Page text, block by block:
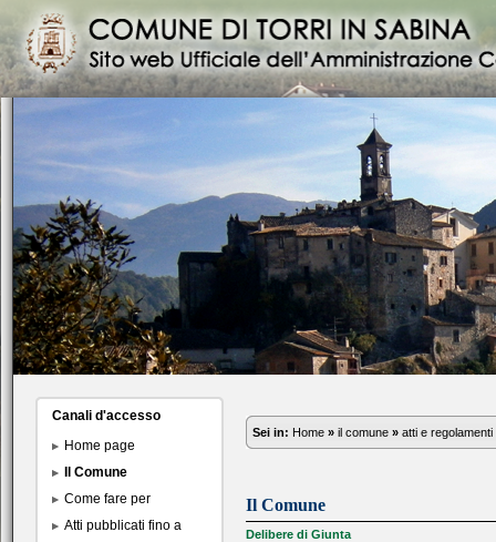
Canali d'accesso
Home page
Il Comune
Come fare per
Atti pubblicati fino a
Sei in: Home » il comune » atti e regolamenti
Il Comune
Delibere di Giunta